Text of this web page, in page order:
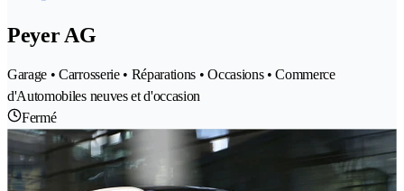
Peyer AG
Garage • Carrosserie • Réparations • Occasions • Commerce
d'Automobiles neuves et d'occasion
Fermé